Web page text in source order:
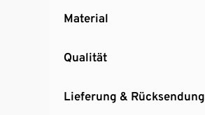
Material
Qualität
Lieferung & Rücksendung